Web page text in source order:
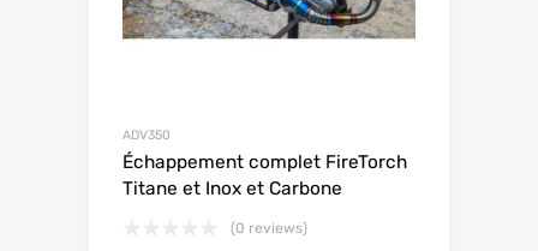
ADV350
Échappement complet FireTorch
Titane et Inox et Carbone
(0 reviews)